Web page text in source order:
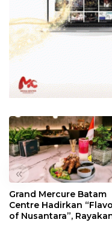
«
Grand Mercure Batam
Centre Hadirkan
of Nusantara”,